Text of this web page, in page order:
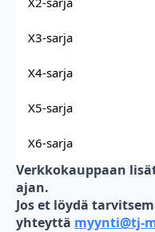
X3-sarja
X4-sarja
X5-sarja
X6-sarja
Verkkokauppaan
ajan.
Jos et löydä
yhteyttä myynti@tj-